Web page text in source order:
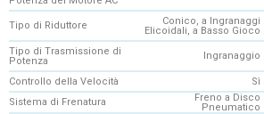
Tipo di Riduttore
Conico, a Ingranaggi
Elicoidali, a Basso Gioco
Tipo di Trasmissione di
Potenza
Ingranaggio
Controllo della Velocità Sì
Sistema di Frenatura
Freno a Disco
Pneumatico